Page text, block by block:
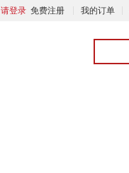
请登录 免费注册 我的订单